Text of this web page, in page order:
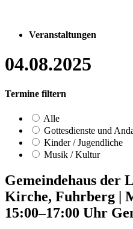
Veranstaltungen
04.08.2025
Termine filtern
Alle
Gottesdienste und
Kinder / Jugendliche
Musik / Kultur
Gemeindehaus der
Kirche, Fuhrberg |
15:00–17:00 Uhr